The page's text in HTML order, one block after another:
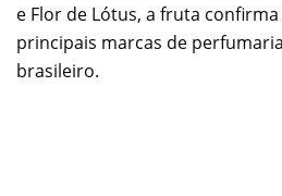
e Flor de Lótus, a fruta
principais marcas de
brasileiro.